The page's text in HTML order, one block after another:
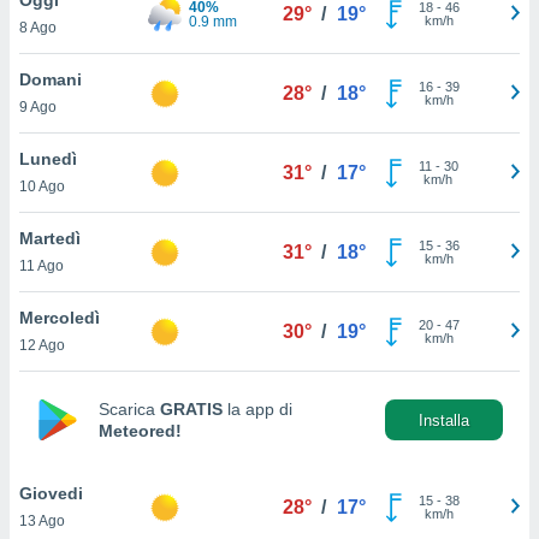
è
al sito
di
ci
di
il
un
la
nella
8 Ago
40%
0.9 mm
29° / 19° 18- 46
km/h
Domani
9 Ago
28° / 18° 16- 39
km/h
Lunedì
10 Ago
31° / 17° 11 - 30
km/h
Martedì
11 Ago
31° / 18° 15- 36
km/h
Mercoledì
12 Ago
30° / 19° 20- 47
km/h
Scarica GRATIS la app di
Meteored!
Installa
Giovedi
13 Ago
28° / 17° 15- 38
km/h